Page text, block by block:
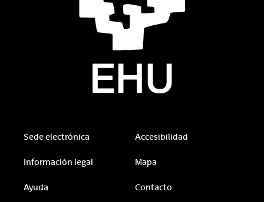
Sede electrónica Accesibilidad
Información legal Mapa
Ayuda Contacto